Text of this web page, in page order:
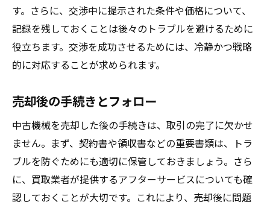
す。さらに、交渉中に提示された条件や価格について、
記録を残しておくことは後々のトラブルを避けるために
役立ちます。交渉を成功させるためには、冷静かつ戦略
的に対応することが求められます。
売却後の手続きとフォロー
中古機械を売却した後の手続きは、取引の完了に欠かせ
ません。まず、契約書や領収書などの重要書類は、トラ
ブルを防ぐためにも適切に保管しておきましょう。さら
に、買取業者が提供するアフターサービスについても確
認しておくことが大切です。これにより、売却後に問題